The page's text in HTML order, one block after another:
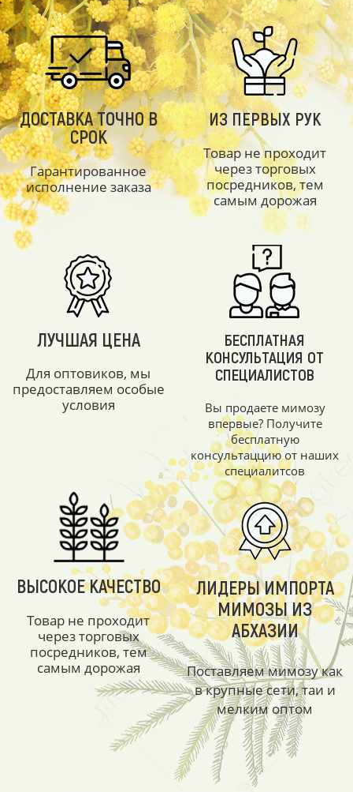
ДОСТАВКА ТОЧНО В
СРОК
Гарантированное
исполнение заказа
ИЗ ПЕРВЫХ РУК
Товар не проходит
через торговых
посредников, тем
самым дорожая
ЛУЧШАЯ ЦЕНА
Для оптовиков, мы
предоставляем особые
условия
БЕСПЛАТНАЯ
КОНСУЛЬТАЦИЯ ОТ
СПЕЦИАЛИСТОВ
Вы продаете мимозу
впервые? Получите
бесплатную
консультаццию от наших
специалитсов
ВЫСОКОЕ КАЧЕСТВО
Товар не проходит
через торговых
посредников, тем
самым дорожая
ЛИДЕРЫ ИМПОРТА
МИМОЗЫ ИЗ
АБХАЗИИ
Поставляем мимозу как
в крупные сети, таи и
мелким оптом